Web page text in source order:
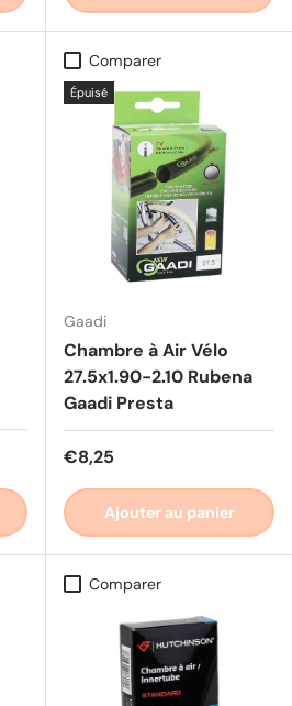
Comparer
Épuisé
Gaadi
Chambre à Air Vélo
27.5x1.90-2.10 Rubena
Gaadi Presta
Prix habituel
€8,25
Ajouter au panier
Comparer